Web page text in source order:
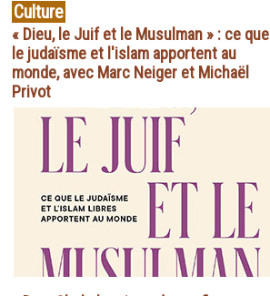
Culture
« Dieu, le Juif et le Musulman » : ce que
le judaïsme et l'islam apportent au
monde, avec Marc Neiger et Michaël
Privot